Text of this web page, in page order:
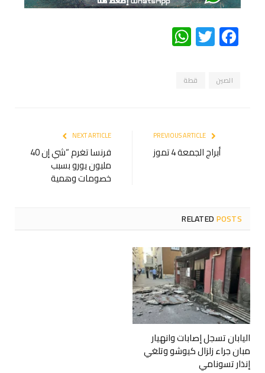
Facebook
Twitter
WhatsApp
الصين قطة
أبراج الجمعة 4 تموز
NEXT ARTICLE
فرنسا تغرم “شي إن 40
مليون يورو بسبب
خصومات وهمية
RELATEDPOSTS
اليابان تسجل إصابات وانهيار
مبان جراء زلزال كيوشو وتلغي
إنذار تسونامي